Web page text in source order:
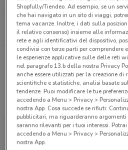
Via Enrico Fermi, 1 Curno
4.8 km
APERTO
Via Xx Settembre, 14-16
4.8 km
CHIUSO
Via Pinamonte Da
5.3 km
APERTO
Via Brusaporto, 41 Seriate
7.9 km
Shopfully/Tiendeo. Ad esempio, se un
che hai navigato in un sito di viaggi,
tema vacanze. Inoltre, i dati sulla
il relativo consenso) insieme alle
rete e agli identificativi del dispositivo,
condivisi con terze parti per
le esperienze applicative sulle delle reti
nel paragrafo 13.b della nostra Privacy
anche essere utilizzati per la creazione di
scientifiche e statistiche, analisi basate
tendenze. Puoi modificare le tue
accedendo a Menu > Privacy >
nostra App. Cosa succede se rifiuti:
pubblicitari, ma riguarderanno argomenti
saranno rilevanti per i tuoi interessi.
accedendo a Menu > Privacy >
nostra App.